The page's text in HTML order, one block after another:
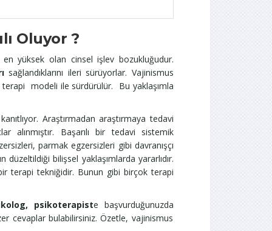
Oluyor ?
en yüksek olan cinsel işlev bozukluğudur.
sağlandıklarını ileri sürüyorlar. Vajinismus
terapi modeli ile sürdürülür. Bu yaklaşımla
Araştırmadan araştırmaya tedavi
alınmıştır. Başarılı bir tedavi sistemik
parmak egzersizleri gibi davranışçı
düzeltildiği bilişsel yaklaşımlarda yararlıdır.
terapi tekniğidir. Bunun gibi birçok terapi
psikoterapiste başvurduğunuzda
cevaplar bulabilirsiniz. Özetle, vajinismus